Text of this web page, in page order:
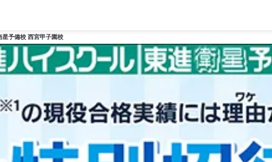
星予備校 西宮甲子園校